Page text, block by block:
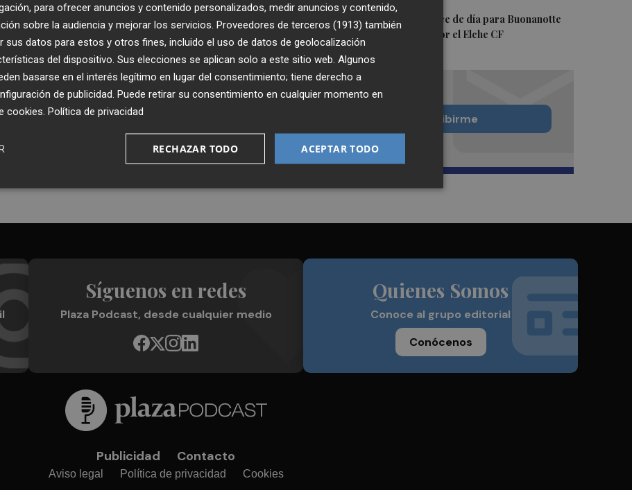
5 Y también se hace de día para Buonanotte
con su fichaje por el Elche CF
Recibe toda la actualidad de
Plaza Podcast en tu correo
Quiero suscribirme
Síguenos en redes
Plaza Podcast, desde cualquier medio
Quienes Somos
Conoce al grupo editorial
Conócenos
Publicidad Contacto
Aviso legal Política de privacidad Cookies
para ofrecer anuncios y contenido personalizados, medir anuncios y contenido,
sobre la audiencia y mejorar los servicios. Proveedores de terceros (1913) también
sus datos para estos y otros fines, incluido el uso de datos de geolocalización
del dispositivo. Sus elecciones se aplican solo a este sitio web. Algunos
basarse en el interés legítimo en lugar del consentimiento; tiene derecho a
de publicidad . Puede retirar su consentimiento en cualquier momento en
cookies Política de privacidad
ACEPTAR TODO
RECHAZAR TODO